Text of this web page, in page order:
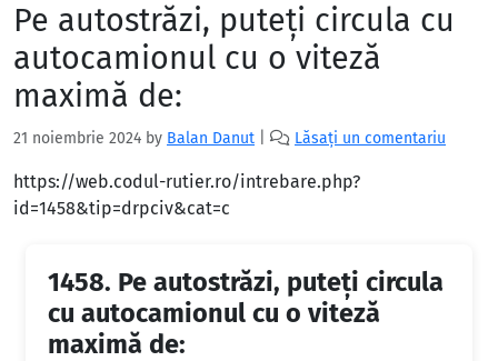
Pe autostrăzi, puteţi circula cu
autocamionul cu o viteză
maximă de:
21 noiembrie 2024 by Balan Danut Lăsați un comentariu
https://web.codul-rutier.ro/intrebare.php?
id=1458&tip=drpciv&cat=c
1458. Pe autostrăzi, puteţi circula
cu autocamionul cu o viteză
maximă de: